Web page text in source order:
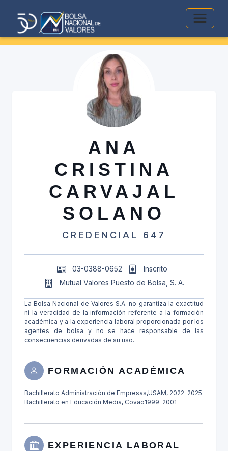
ANA
CRISTINA
CARVAJAL
SOLANO
CREDENCIAL 647
03-0388-0652
Inscrito
Mutual Valores Puesto de Bolsa, S. A.
La Bolsa Nacional de Valores S.A. no garantiza la exactitud
ni la veracidad de la información referente a la formación
académica y a la experiencia laboral proporcionada por los
agentes de bolsa y no se hace responsable de las
consecuencias derivadas de su uso.
FORMACIÓN ACADÉMICA
Bachillerato Administración de Empresas,USAM, 2022-2025
Bachillerato en Educación Media, Covao1999-2001
EXPERIENCIA LABORAL